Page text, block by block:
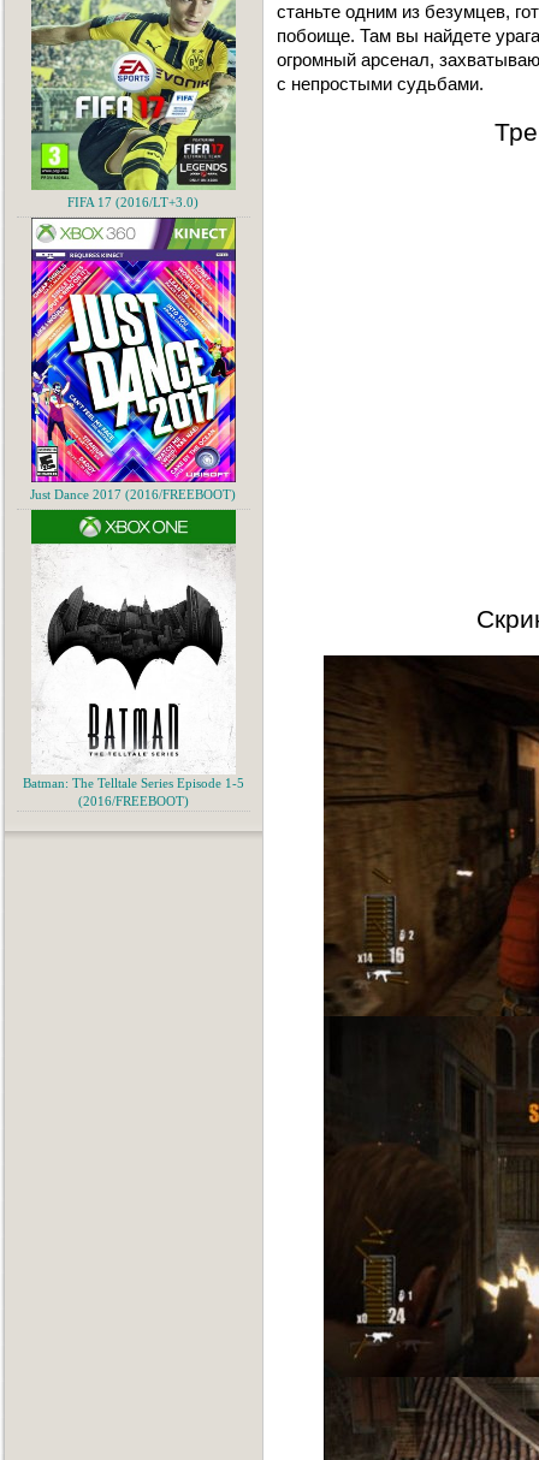
станьте одним из безумцев,
побоище. Там вы найдете
огромный арсенал,
с непростыми судьбами.
FIFA 17 (2016/LT+3.0)
Just Dance 2017 (2016/FREEBOOT)
Batman: The Telltale Series Episode 1-5
(2016/FREEBOOT)